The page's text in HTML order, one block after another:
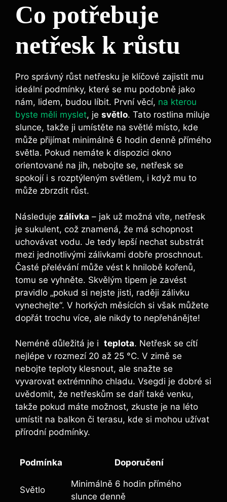
Co⁤ potřebuje⁣
netřesk k‌ růstu
Pro správný růst netřesku je klíčové zajistit mu
ideální podmínky, ⁤které se mu ⁢podobně jako
nám, lidem, budou líbit. První věcí, na kterou
byste měli myslet, je světlo. Tato rostlina miluje
slunce, takže‍ ji umístěte ⁣na‌ světlé místo, kde
může přijímat ⁣minimálně 6 hodin denně ⁤přímého
‌světla. Pokud‍ nemáte​ k dispozici okno
orientované⁣ na jih, ‍nebojte se, netřesk se
spokojí i s⁤ rozptýleným světlem, i když mu to
může zbrzdit růst.
Následuje zálivka – ⁤jak už možná ​víte, netřesk
je⁢ sukulent, což znamená, že má schopnost
uchovávat⁢ vodu. Je tedy lepší nechat substrát
mezi jednotlivými​ zálivkami dobře proschnout.
‍Časté přelévání může vést k hnilobě kořenů,
tomu​ se vyhněte. Skvělým tipem je‍ zavést
pravidlo „pokud si nejste jisti, raději zálivku
vynechejte“. V ⁢horkých měsících si však můžete
dopřát⁤ trochu⁤ více, ale nikdy to nepřehánějte!
Neméně důležitá je i ⁣ teplota. Netřesk se⁤ cítí
nejlépe v rozmezí 20 až ‍25 °C. V zimě se
nebojte teploty klesnout, ale snažte se
vyvarovat extrémního chladu. Vsegdi je dobré ‍si
uvědomit, že netřeskům se⁤ daří také venku,
takže ⁣pokud máte ⁢možnost, zkuste je na ‍léto
umístit na balkon či ​terasu, kde si mohou užívat⁤
přírodní podmínky.
Podmínka Doporučení
Světlo
Minimálně‍ 6 hodin přímého
slunce ⁢denně